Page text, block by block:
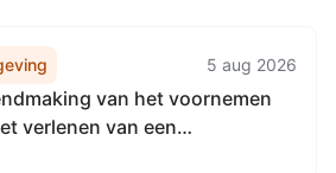
5 aug 2026
van het voornemen
verlenen van een